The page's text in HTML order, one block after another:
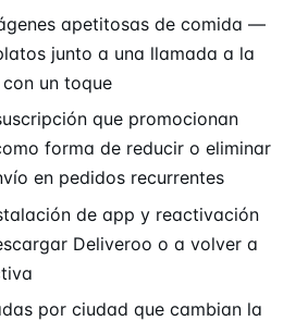
apetitosas de comida —
junto a una llamada a la
un toque
que promocionan
forma de reducir o eliminar
en pedidos recurrentes
de app y reactivación
Deliveroo o a volver a
por ciudad que cambian la